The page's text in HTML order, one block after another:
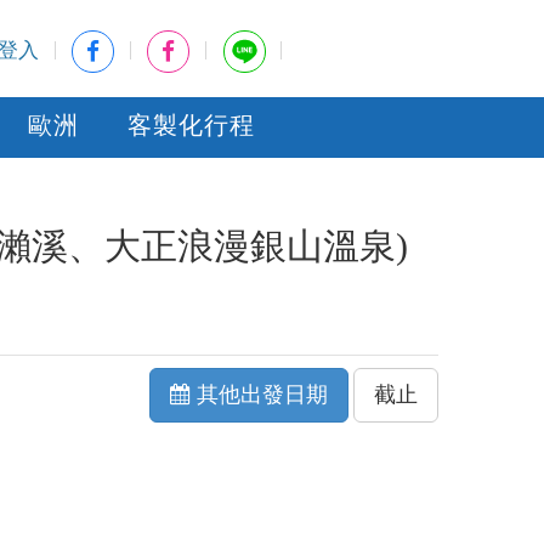
入
歐洲 客製化行程
溪、大正浪漫銀山溫泉)
其他出發日期 截止